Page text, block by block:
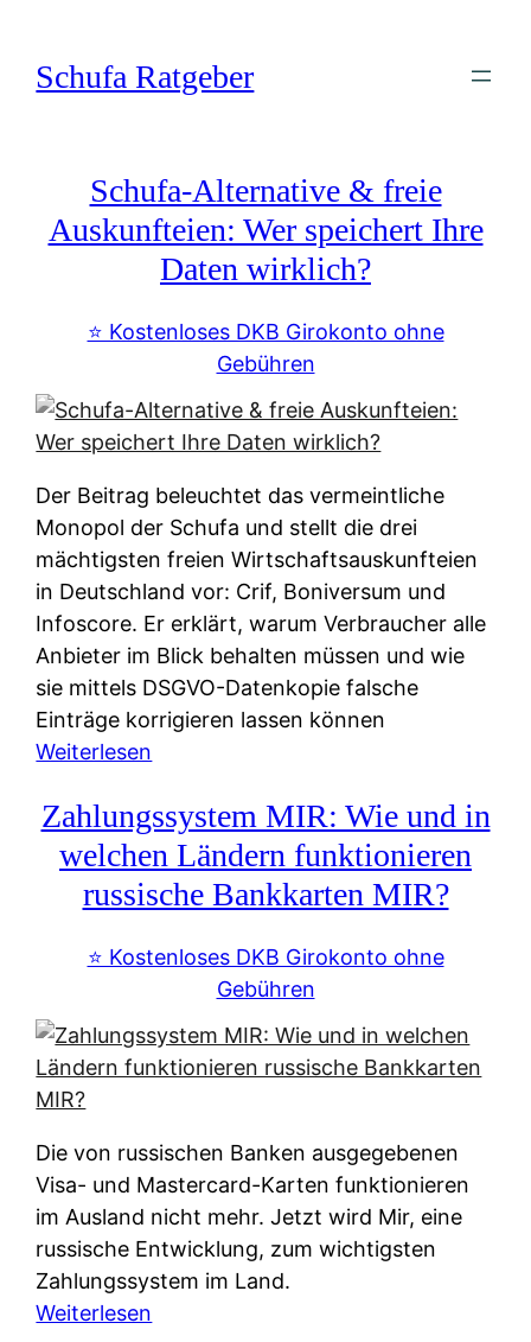
springen
Schufa Ratgeber
Schufa-Alternative & freie
Auskunfteien: Wer speichert Ihre
Daten wirklich?
⭐️ Kostenloses DKB Girokonto ohne
Gebühren
Der Beitrag beleuchtet das vermeintliche
Monopol der Schufa und stellt die drei
mächtigsten freien Wirtschaftsauskunfteien
in Deutschland vor: Crif, Boniversum und
Infoscore. Er erklärt, warum Verbraucher alle
Anbieter im Blick behalten müssen und wie
sie mittels DSGVO-Datenkopie falsche
Einträge korrigieren lassen können
Weiterlesen
c
h
u
f
-
l
t
n
a
t
i
v
e
Zahlungssystem MIR: Wie und in
welchen Ländern funktionieren
russische Bankkarten MIR?
⭐️ Kostenloses DKB Girokonto ohne
Gebühren
Die von russischen Banken ausgegebenen
Visa- und Mastercard-Karten funktionieren
im Ausland nicht mehr. Jetzt wird Mir, eine
russische Entwicklung, zum wichtigsten
Zahlungssystem im Land.
Weiterlesen